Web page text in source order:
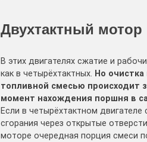
Двухтактный мотор
В этих двигателях сжатие и
как в четырёхтактных. Но
топливной смесью происходит
момент нахождения поршня в
Если в четырёхтактном
сгорания через открытые
моторе очередная порция смеси